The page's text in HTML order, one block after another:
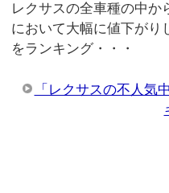
レクサスの全車種の中か
において大幅に値下がり
をランキング・・・
「レクサスの不人気